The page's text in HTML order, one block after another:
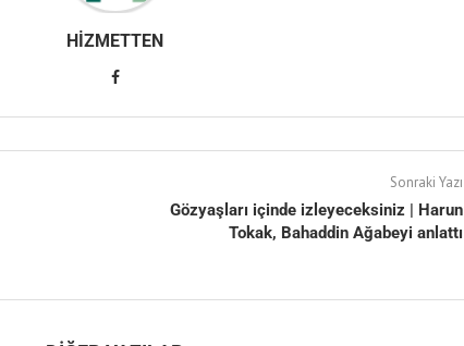
HIZMETTEN
Sonraki Yazı
Gözyaşları içinde izleyeceksiniz | Harun
Tokak, Bahaddin Ağabeyi anlattı